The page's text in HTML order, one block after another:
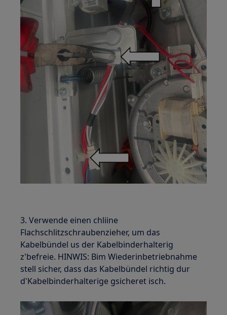
3. Verwende einen chliine
Flachschlitzschraubenzieher, um das
Kabelbündel us der Kabelbinderhalterig
z'befreie. HINWIS: Bim Wiederinbetriebnahme
stell sicher, dass das Kabelbündel richtig dur
d'Kabelbinderhalterige gsicheret isch.